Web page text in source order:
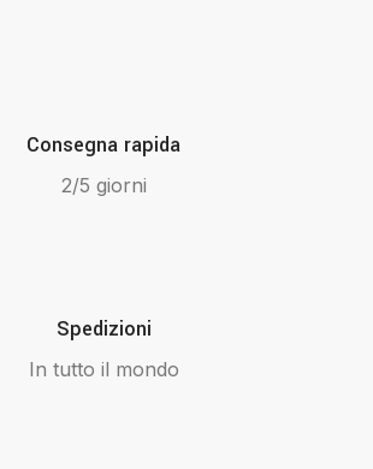
Consegna rapida
2/5 giorni
Spedizioni
In tutto il mondo